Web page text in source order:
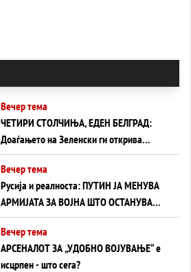
Вечер тема
ЧЕТИРИ СТОЛЧИЊА, ЕДЕН БЕЛГРАД:
Доаѓањето на Зеленски ги открива
тајните на политиката на балансирање
на Вучиќ
Вечер тема
Русија и реалноста: ПУТИН ЈА МЕНУВА
АРМИЈАТА ЗА ВОЈНА ШТО ОСТАНУВА
БЕЗ ФРОНТ
Вечер тема
АРСЕНАЛОТ ЗА „УДОБНО ВОЈУВАЊЕ“ е
исцрпен - што сега?